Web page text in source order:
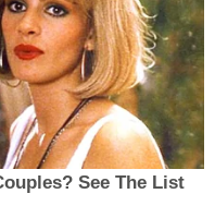
See The List